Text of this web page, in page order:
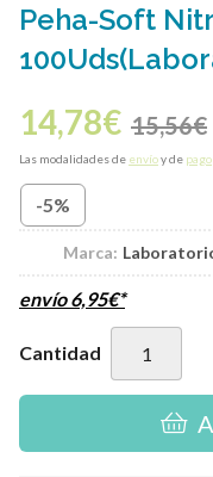
Peha-Soft
100Uds
14,78€ 15,56€
Las modalidades de envíoy de pago
-5%
Marca:
envío6,95€*
Cantidad